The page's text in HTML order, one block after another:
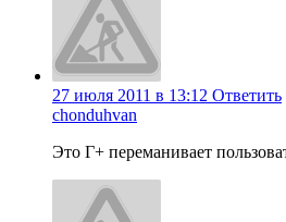
27 июля 2011 в 13:12 Ответить
chonduhvan
Это Г+ переманивает